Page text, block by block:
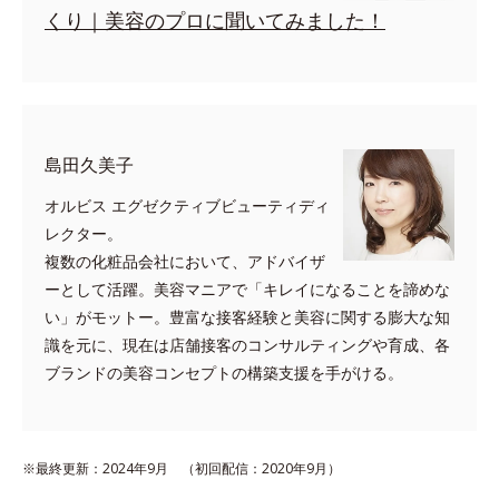
くり｜美容のプロに聞いてみました！
島田久美子
オルビス エグゼクティブビューティディ
レクター。
複数の化粧品会社において、アドバイザ
ーとして活躍。美容マニアで「キレイになることを諦めな
い」がモットー。豊富な接客経験と美容に関する膨大な知
識を元に、現在は店舗接客のコンサルティングや育成、各
ブランドの美容コンセプトの構築支援を手がける。
※最終更新：2024年9月 （初回配信：2020年9月）